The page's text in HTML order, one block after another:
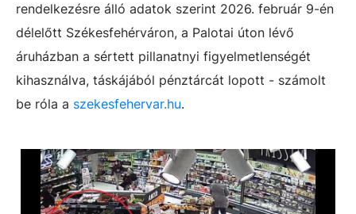
rendelkezésre álló adatok szerint 2026. február 9-én
délelőtt Székesfehérváron, a Palotai úton lévő
áruházban a sértett pillanatnyi figyelmetlenségét
kihasználva, táskájából pénztárcát lopott - számolt
be róla a szekesfehervar.hu.